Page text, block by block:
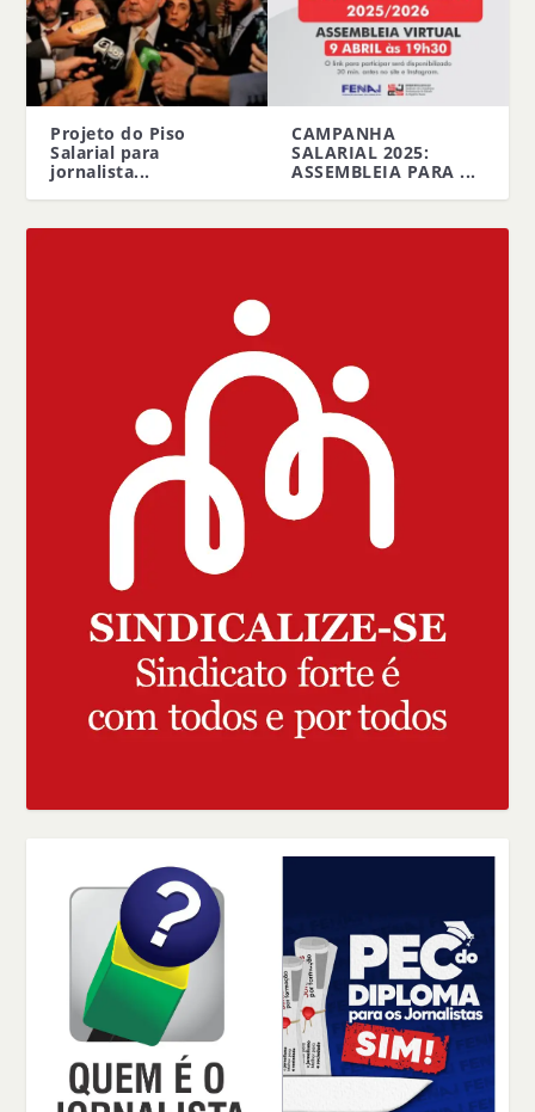
Projeto do Piso
Salarial para
jornalista...
CAMPANHA
SALARIAL 2025:
ASSEMBLEIA PARA ...